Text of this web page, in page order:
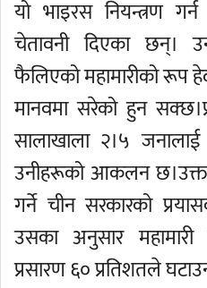
यो भाइरस नियन्त्रण
चेतावनी दिएका छन्।
फैलिएको महामारीको रूप
मानवमा सरेको हुन
सालाखाला २।५ जनालाई
उनीहरूको आकलन छ।उक्त
गर्ने चीन सरकारको
उसका अनुसार महामारी
प्रसारण ६० प्रतिशतले